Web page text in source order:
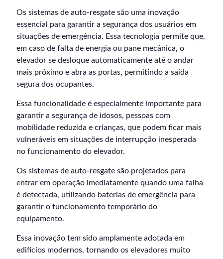
Os sistemas de auto-resgate são uma inovação
essencial para garantir a segurança dos usuários em
situações de emergência. Essa tecnologia permite que,
em caso de falta de energia ou pane mecânica, o
elevador se desloque automaticamente até o andar
mais próximo e abra as portas, permitindo a saída
segura dos ocupantes.
Essa funcionalidade é especialmente importante para
garantir a segurança de idosos, pessoas com
mobilidade reduzida e crianças, que podem ficar mais
vulneráveis em situações de interrupção inesperada
no funcionamento do elevador.
Os sistemas de auto-resgate são projetados para
entrar em operação imediatamente quando uma falha
é detectada, utilizando baterias de emergência para
garantir o funcionamento temporário do
equipamento.
Essa inovação tem sido amplamente adotada em
edifícios modernos, tornando os elevadores muito